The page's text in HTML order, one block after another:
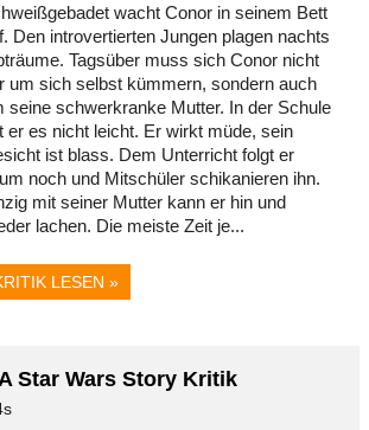
wacht Conor in seinem Bett
Den introvertierten Jungen plagen nachts
Tagsüber muss sich Conor nicht
um sich selbst kümmern, sondern auch
seine schwerkranke Mutter. In der Schule
er es nicht leicht. Er wirkt müde, sein
ist blass. Dem Unterricht folgt er
noch und Mitschüler schikanieren ihn.
mit seiner Mutter kann er hin und
lachen. Die meiste Zeit je...
LESEN »
Star Wars Story Kritik